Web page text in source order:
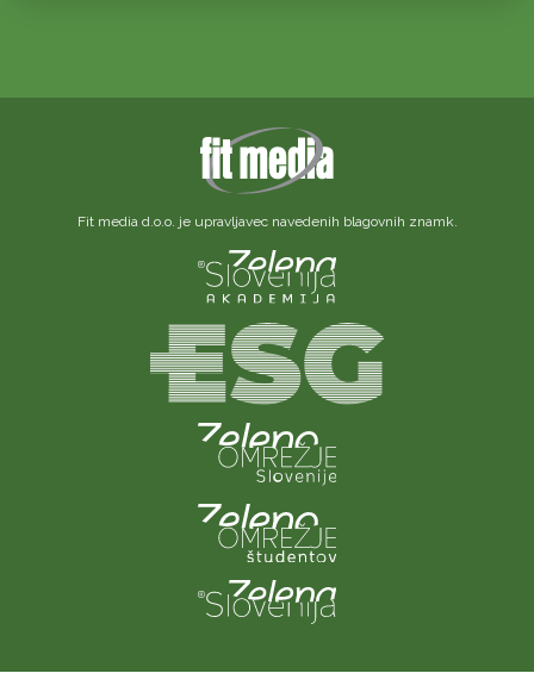
Fit media d.o.o. je upravljavec navedenih blagovnih znamk.